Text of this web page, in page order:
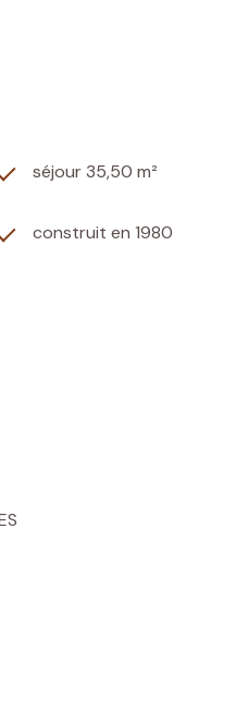
séjour 35,50 m²
construit en 1980